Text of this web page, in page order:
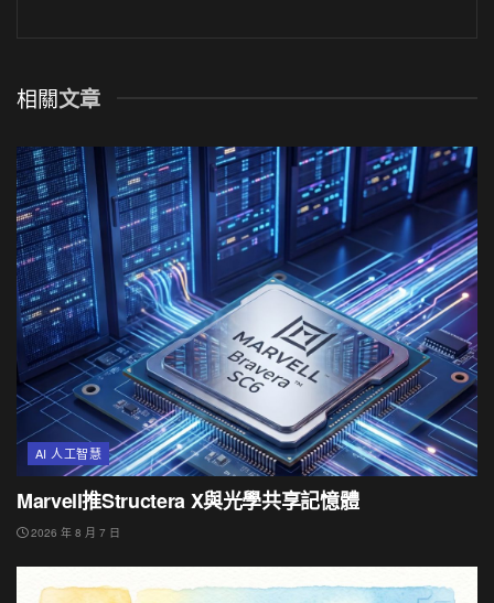
相關文章
AI 人工智慧
Marvell推Structera X與光學共享記憶體
2026 年 8 月 7 日